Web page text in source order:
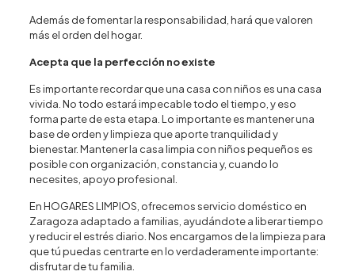
Además de fomentar la responsabilidad, hará que valoren
más el orden del hogar.
Acepta que la perfección no existe
Es importante recordar que una casa con niños es una casa
vivida. No todo estará impecable todo el tiempo, y eso
forma parte de esta etapa. Lo importante es mantener una
base de orden y limpieza que aporte tranquilidad y
bienestar. Mantener la casa limpia con niños pequeños es
posible con organización, constancia y, cuando lo
necesites, apoyo profesional.
En HOGARES LIMPIOS, ofrecemos servicio doméstico en
Zaragoza adaptado a familias, ayudándote a liberar tiempo
y reducir el estrés diario. Nos encargamos de la limpieza para
que tú puedas centrarte en lo verdaderamente importante:
disfrutar de tu familia.